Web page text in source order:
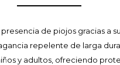
de piojos gracias a
repelente de larga
y adultos, ofreciendo